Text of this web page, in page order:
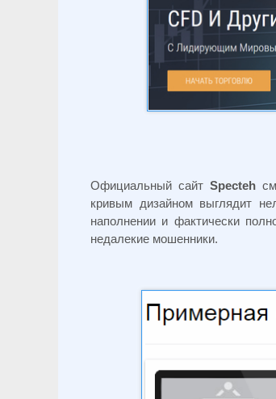
Официальный сайт Specteh
кривым дизайном выглядит
наполнении и фактически
недалекие мошенники.